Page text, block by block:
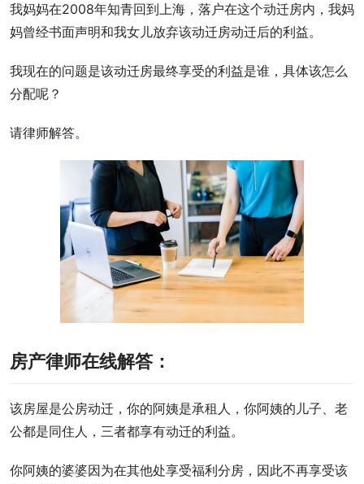
我妈妈在2008年知青回到上海，落户在这个动迁房内，我妈
妈曾经书面声明和我女儿放弃该动迁房动迁后的利益。
我现在的问题是该动迁房最终享受的利益是谁，具体该怎么
分配呢？
请律师解答。
房产律师在线解答：
该房屋是公房动迁，你的阿姨是承租人，你阿姨的儿子、老
公都是同住人，三者都享有动迁的利益。
你阿姨的婆婆因为在其他处享受福利分房，因此不再享受该